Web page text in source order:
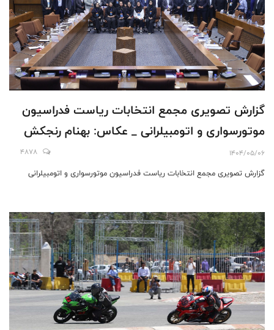
گزارش تصویری مجمع انتخابات ریاست فدراسیون
موتورسواری و اتومبیلرانی _ عکاس: بهنام رنجکش
1404/05/06
4878
گزارش تصویری مجمع انتخابات ریاست فدراسیون موتورسواری و اتومبیلرانی